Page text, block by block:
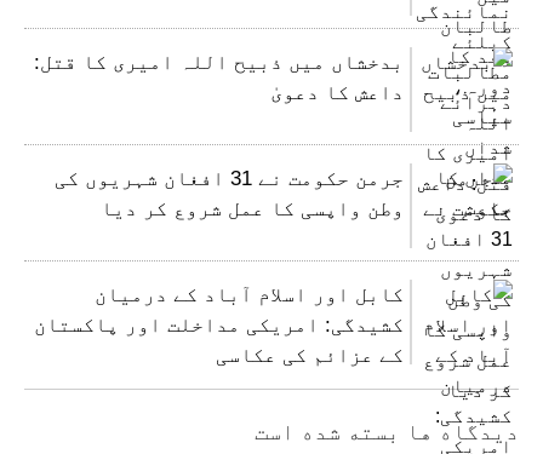
بدخشاں میں ذبیح اللہ امیری کا قتل:
داعش کا دعویٰ
جرمن حکومت نے 31 افغان شہریوں کی
وطن واپسی کا عمل شروع کر دیا
کابل اور اسلام آباد کے درمیان
کشیدگی: امریکی مداخلت اور پاکستان
کے عزائم کی عکاسی
دیدگاه ها بسته شده است